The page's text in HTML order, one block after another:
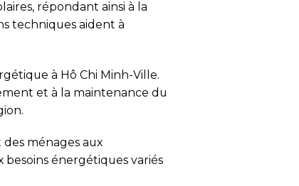
répondant ainsi à la
techniques aident à
à Hô Chi Minh-Ville.
et à la maintenance du
des ménages aux
énergétiques variés